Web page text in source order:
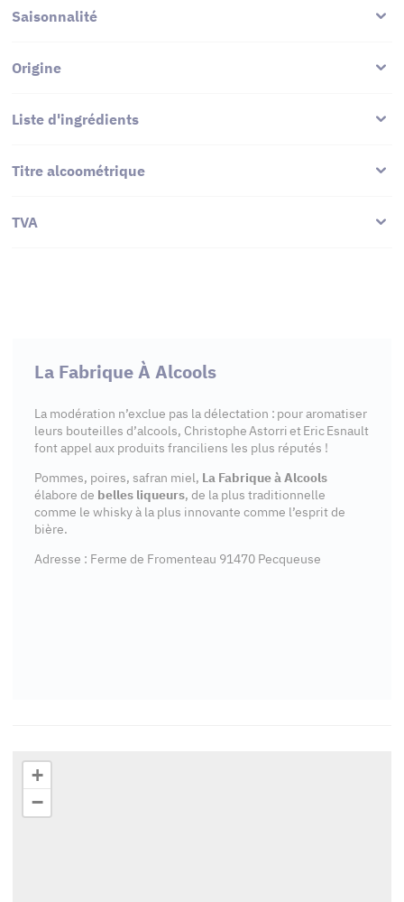
Saisonnalité
Origine
Liste d'ingrédients
Titre alcoométrique
TVA
La Fabrique À Alcools
La modération n’exclue pas la délectation : pour aromatiser
leurs bouteilles d’alcools, Christophe Astorri et Eric Esnault
font appel aux produits franciliens les plus réputés !
Pommes, poires, safran miel, La Fabrique à Alcools
élabore de belles liqueurs, de la plus traditionnelle
comme le whisky à la plus innovante comme l’esprit de
bière.
Adresse : Ferme de Fromenteau 91470 Pecqueuse
+
−